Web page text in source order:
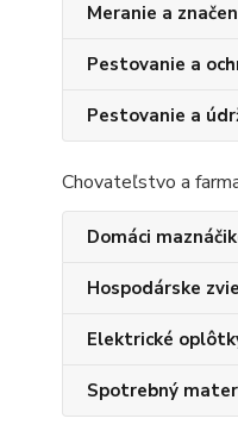
Meranie a
Pestovanie a
Pestovanie a
Chovateľstvo a
Domáci
Hospodárske
Elektrické
Spotrebný